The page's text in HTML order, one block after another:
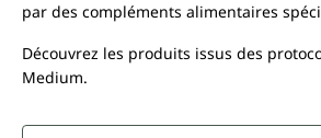
par des compléments alimentaires
Découvrez les produits issus des
Medium.